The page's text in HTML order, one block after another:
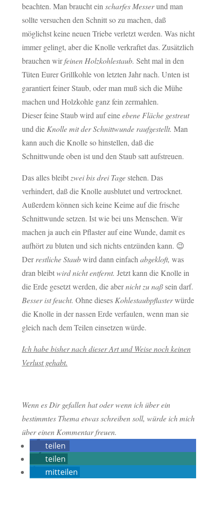
beachten. Man braucht ein scharfes Messerund man
sollte versuchen den Schnitt so zu machen, daß
möglichst keine neuen Triebe verletzt werden. Was nicht
immer gelingt, aber die Knolle verkraftet das. Zusätzlich
brauchen wirfeinen Holzkohlestaub. Seht mal in den
Tüten Eurer Grillkohle von letzten Jahr nach. Unten ist
garantiert feiner Staub, oder man muß sich die Mühe
machen und Holzkohle ganz fein zermahlen.
Dieser feine Staub wird auf eineebene Fläche gestreut
und dieKnolle mit der Schnittwunde raufgestellt. Man
kann auch die Knolle so hinstellen, daß die
Schnittwunde oben ist und den Staub satt aufstreuen.
Das alles bleibtzwei bis drei Tagestehen. Das
verhindert, daß die Knolle ausblutet und vertrocknet.
Außerdem können sich keine Keime auf die frische
Schnittwunde setzen. Ist wie bei uns Menschen. Wir
machen ja auch ein Pflaster auf eine Wunde, damit es
aufhört zu bluten und sich nichts entzünden kann. 😉
Derrestliche Staubwird dann einfach abgekloft, was
dran bleibtwird nicht entfernt. Jetzt kann die Knolle in
die Erde gesetzt werden, die abernicht zu naßsein darf.
Besser ist feucht. Ohne dieses Kohlestaubpflasterwürde
die Knolle in der nassen Erde verfaulen, wenn man sie
gleich nach dem Teilen einsetzen würde.
Ich habe bisher nach dieser Art und Weise noch keinen
Verlust gehabt.
Wenn es Dir gefallen hat oder wenn ich über ein
bestimmtes Thema etwas schreiben soll, würde ich mich
über einen Kommentar freuen.
teilen
teilen
mitteilen